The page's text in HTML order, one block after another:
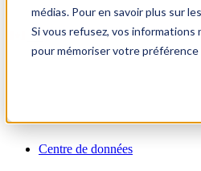
médias. Pour en savoir plus sur
Si vous refusez, vos
pour mémoriser votre préférence
FR
Centre de données